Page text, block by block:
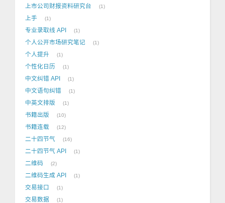
上市公司财报资料研究台 1
上手 1
专业录取线 API 1
个人公开市场研究笔记 1
个人提升 1
个性化日历 1
中文纠错 API 1
中文语句纠错 1
中英文排版 1
书籍出版 10
书籍连载 12
二十四节气 16
二十四节气 API 1
二维码 2
二维码生成 API 1
交易接口 1
交易数据 1